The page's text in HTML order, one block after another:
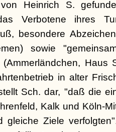
Heinrich S.
Verbotene ihres
besondere
sowie
Haus
in alter
Sch. dar, "daß die
Kalk und Köln-
gleiche Ziele